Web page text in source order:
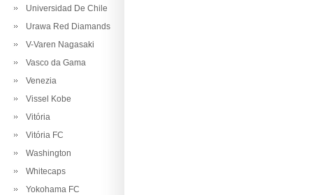
Universidad De Chile
Urawa Red Diamands
V-Varen Nagasaki
Vasco da Gama
Venezia
Vissel Kobe
Vitória
Vitória FC
Washington
Whitecaps
Yokohama FC